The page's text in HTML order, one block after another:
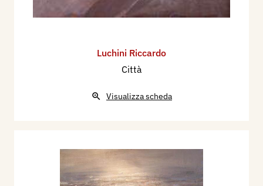
Luchini Riccardo
Città
Visualizza scheda